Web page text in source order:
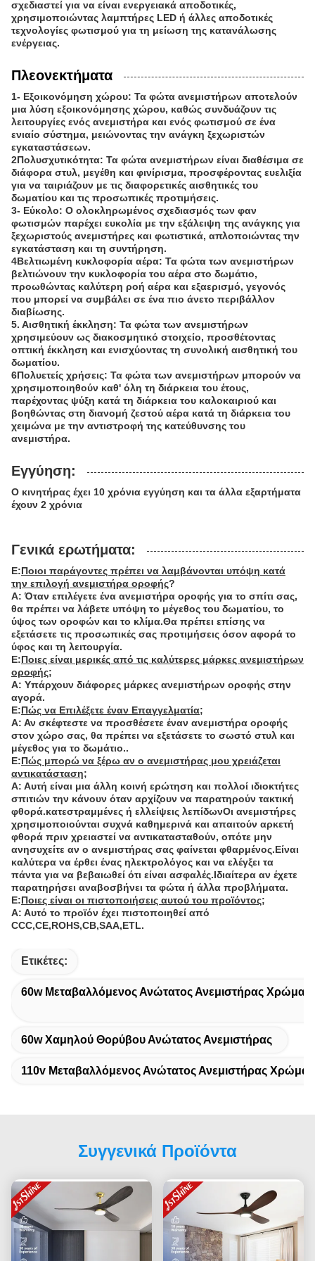
σχεδιαστεί για να είναι ενεργειακά αποδοτικές,
χρησιμοποιώντας λαμπτήρες LED ή άλλες αποδοτικές
τεχνολογίες φωτισμού για τη μείωση της κατανάλωσης
ενέργειας.
Πλεονεκτήματα
1- Εξοικονόμηση χώρου: Τα φώτα ανεμιστήρων αποτελούν
μια λύση εξοικονόμησης χώρου, καθώς συνδυάζουν τις
λειτουργίες ενός ανεμιστήρα και ενός φωτισμού σε ένα
ενιαίο σύστημα, μειώνοντας την ανάγκη ξεχωριστών
εγκαταστάσεων.
2Πολυσχυτικότητα: Τα φώτα ανεμιστήρων είναι διαθέσιμα σε
διάφορα στυλ, μεγέθη και φινίρισμα, προσφέροντας ευελιξία
για να ταιριάζουν με τις διαφορετικές αισθητικές του
δωματίου και τις προσωπικές προτιμήσεις.
3- Εύκολο: Ο ολοκληρωμένος σχεδιασμός των φαν
φωτισμών παρέχει ευκολία με την εξάλειψη της ανάγκης για
ξεχωριστούς ανεμιστήρες και φωτιστικά, απλοποιώντας την
εγκατάσταση και τη συντήρηση.
4Βελτιωμένη κυκλοφορία αέρα: Τα φώτα των ανεμιστήρων
βελτιώνουν την κυκλοφορία του αέρα στο δωμάτιο,
προωθώντας καλύτερη ροή αέρα και εξαερισμό, γεγονός
που μπορεί να συμβάλει σε ένα πιο άνετο περιβάλλον
διαβίωσης.
5. Αισθητική έκκληση: Τα φώτα των ανεμιστήρων
χρησιμεύουν ως διακοσμητικό στοιχείο, προσθέτοντας
οπτική έκκληση και ενισχύοντας τη συνολική αισθητική του
δωματίου.
6Πολυετείς χρήσεις: Τα φώτα των ανεμιστήρων μπορούν να
χρησιμοποιηθούν καθ' όλη τη διάρκεια του έτους,
παρέχοντας ψύξη κατά τη διάρκεια του καλοκαιριού και
βοηθώντας στη διανομή ζεστού αέρα κατά τη διάρκεια του
χειμώνα με την αντιστροφή της κατεύθυνσης του
ανεμιστήρα.
Εγγύηση:
Ο κινητήρας έχει 10 χρόνια εγγύηση και τα άλλα εξαρτήματα
έχουν 2 χρόνια
Γενικά ερωτήματα:
Ε:Ποιοι παράγοντες πρέπει να λαμβάνονται υπόψη κατά
την επιλογή ανεμιστήρα οροφής?
Α: Όταν επιλέγετε ένα ανεμιστήρα οροφής για το σπίτι σας,
θα πρέπει να λάβετε υπόψη το μέγεθος του δωματίου, το
ύψος των οροφών και το κλίμα.Θα πρέπει επίσης να
εξετάσετε τις προσωπικές σας προτιμήσεις όσον αφορά το
ύφος και τη λειτουργία.
Ε:Ποιες είναι μερικές από τις καλύτερες μάρκες ανεμιστήρων
οροφής;
Α: Υπάρχουν διάφορες μάρκες ανεμιστήρων οροφής στην
αγορά.
Ε:Πώς να Επιλέξετε έναν Επαγγελματία;
Α: Αν σκέφτεστε να προσθέσετε έναν ανεμιστήρα οροφής
στον χώρο σας, θα πρέπει να εξετάσετε το σωστό στυλ και
μέγεθος για το δωμάτιο..
Ε:Πώς μπορώ να ξέρω αν ο ανεμιστήρας μου χρειάζεται
αντικατάσταση;
Α: Αυτή είναι μια άλλη κοινή ερώτηση και πολλοί ιδιοκτήτες
σπιτιών την κάνουν όταν αρχίζουν να παρατηρούν τακτική
φθορά.κατεστραμμένες ή ελλείψεις λεπίδωνΟι ανεμιστήρες
χρησιμοποιούνται συχνά καθημερινά και απαιτούν αρκετή
φθορά πριν χρειαστεί να αντικατασταθούν, οπότε μην
ανησυχείτε αν ο ανεμιστήρας σας φαίνεται φθαρμένος.Είναι
καλύτερα να έρθει ένας ηλεκτρολόγος και να ελέγξει τα
πάντα για να βεβαιωθεί ότι είναι ασφαλές.Ιδιαίτερα αν έχετε
παρατηρήσει αναβοσβήνει τα φώτα ή άλλα προβλήματα.
Ε:Ποιες είναι οι πιστοποιήσεις αυτού του προϊόντος;
Α: Αυτό το προϊόν έχει πιστοποιηθεί από
CCC,CE,ROHS,CB,SAA,ETL.
Ετικέτες:
60w Μεταβαλλόμενος Ανώτατος Ανεμιστήρας
60w Χαμηλού Θορύβου Ανώτατος Ανεμιστήρας
110v Μεταβαλλόμενος Ανώτατος Ανεμιστήρας
Συγγενικά Προϊόντα